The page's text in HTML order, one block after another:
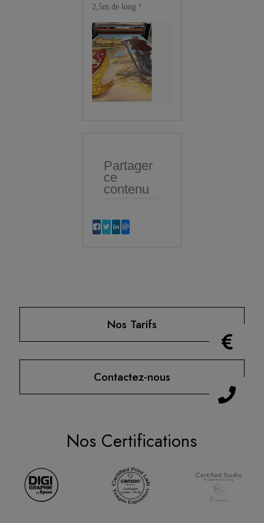
2,5m de long !
Partager
ce
contenu
Nos Tarifs
Contactez-nous
Nos Certifications